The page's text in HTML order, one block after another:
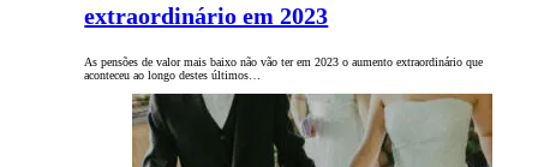
extraordinário em 2023
As pensões de valor mais baixo não vão ter em 2023 o aumento extraordinário que
aconteceu ao longo destes últimos…